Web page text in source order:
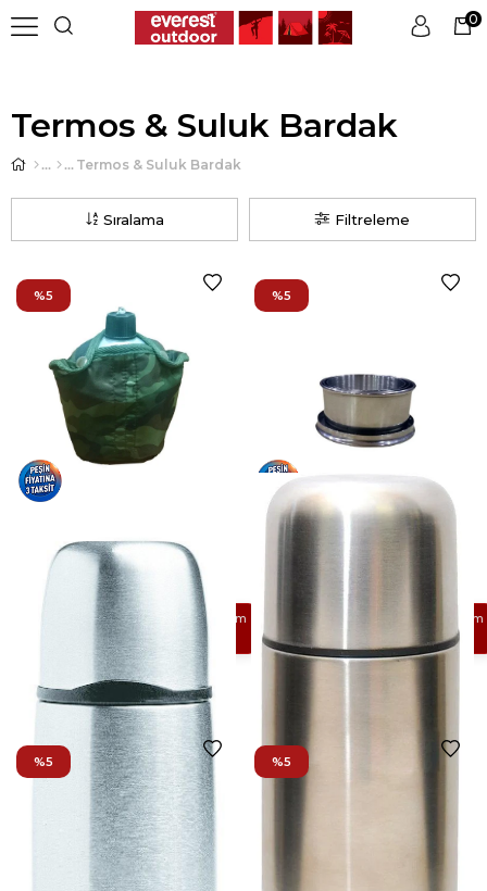
0
Termos & Suluk Bardak
Termos & Suluk Bardak
Filtreleme
Sıralama
MATARA
₺551
Havale İle Ekstra %5 İndirim
₺523,45
%5
SQUARE KATLANIR
Havale İle Ekstra %5 İndirim
₺486,40
%5
%5 %5